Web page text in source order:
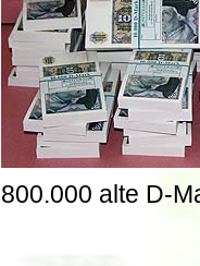
800.000 alte D-